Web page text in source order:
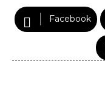
Facebook